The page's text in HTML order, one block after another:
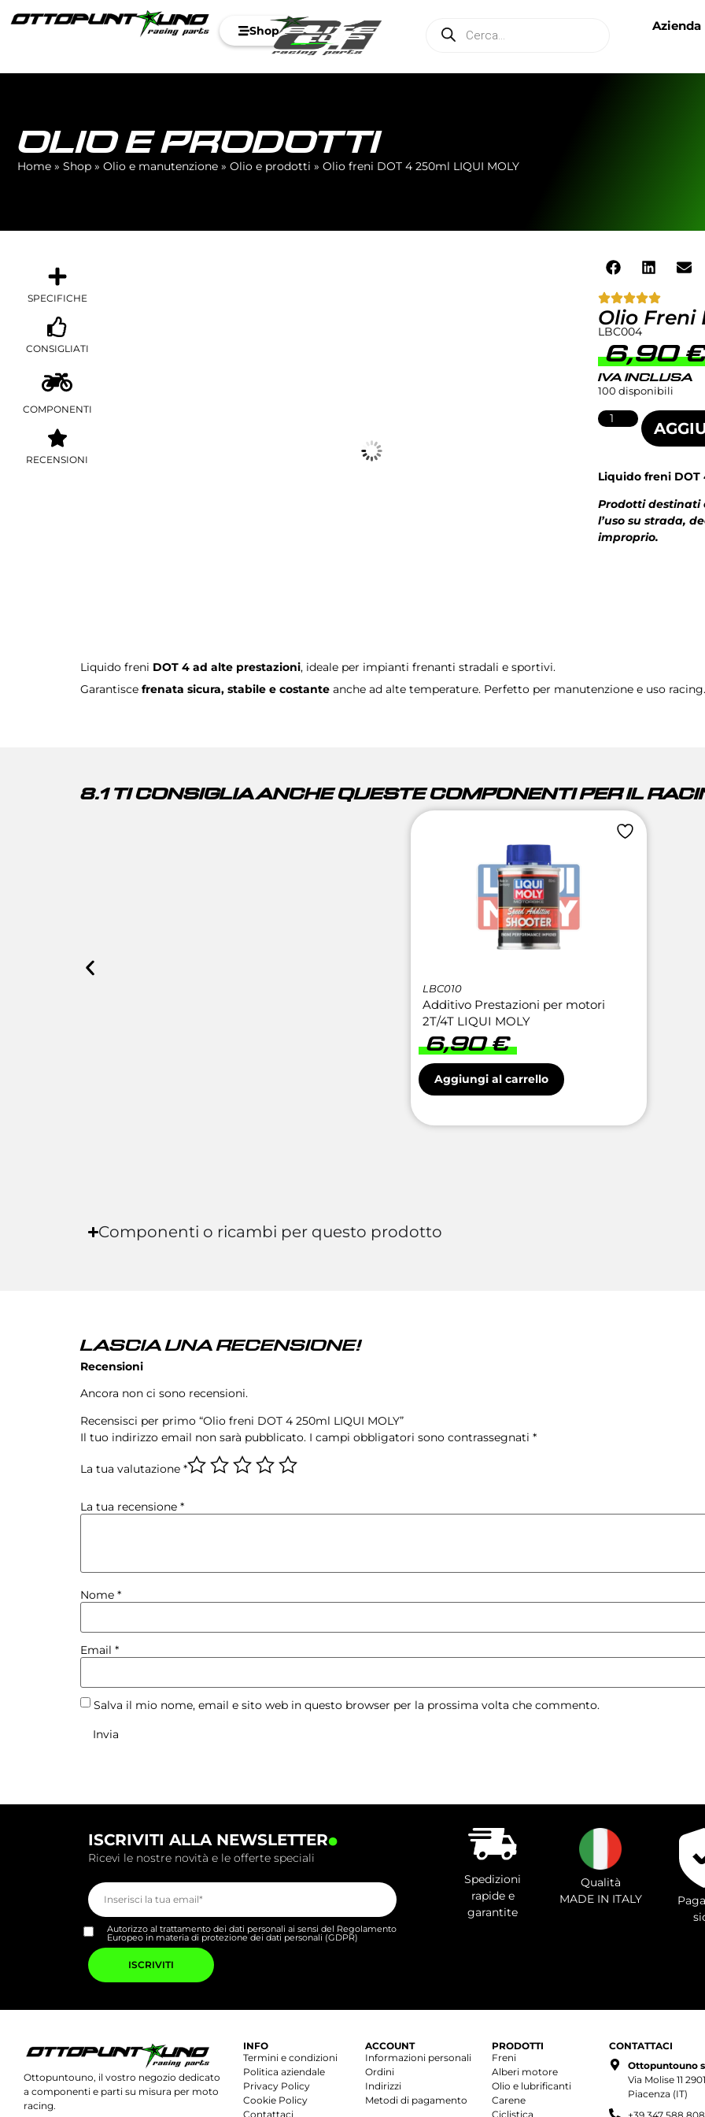
Shop Azienda
OLIO E PRODOTTI
Home » Shop » Olio e manutenzione » Olio e prodotti » Olio freni DOT 4 250ml LIQUI MOLY
SPECIFICHE
CONSIGLIATI
COMPONENTI
RECENSIONI
Olio Freni
LBC004
6,90
IVA INCLUSA
100 disponibili
Liquido freni DOT
Prodotti destinati
l’uso su strada,
improprio.
Liquido freni DOT 4 ad alte prestazioni, ideale per impianti frenanti stradali e sportivi.
Garantisce frenata sicura, stabile e costante anche ad alte temperature. Perfetto per manutenzione e uso racing.
8.1 TI CONSIGLIA ANCHE QUESTE COMPONENTI PER IL
LBC010
Additivo Prestazioni per motori
2T/4T LIQUI MOLY
6,90€
Aggiungi al carrello
Componenti o ricambi per questo prodotto
LASCIA UNA RECENSIONE!
Recensioni
Ancora non ci sono recensioni.
Recensisci per primo “Olio freni DOT 4 250ml LIQUI MOLY”
Il tuo indirizzo email non sarà pubblicato. I campi obbligatori sono contrassegnati *
La tua valutazione *
La tua recensione *
Nome *
Email *
Salva il mio nome, email e sito web in questo browser per la prossima volta che commento.
ISCRIVITI ALLA NEWSLETTER.
Ricevi le nostre novità e le offerte speciali
Autorizzo al trattamento dei dati personali ai sensi del Regolamento
Europeo in materia di protezione dei dati personali (GDPR)
Si
prega
di
lasciare
questo
Spedizioni
rapide e
garantite
Qualità
MADE IN ITALY
Ottopuntouno, il vostro negozio dedicato
a componenti e parti su misura per moto
racing.
INFO
Termini e condizioni
Politica aziendale
Privacy Policy
Cookie Policy
Contattaci
ACCOUNT
Informazioni personali
Ordini
Indirizzi
Metodi di pagamento
PRODOTTI
Freni
Alberi motore
Olio e lubrificanti
Carene
Ciclistica
CONTATTACI
Ottopuntouno
Via Molise 11
Piacenza (IT)